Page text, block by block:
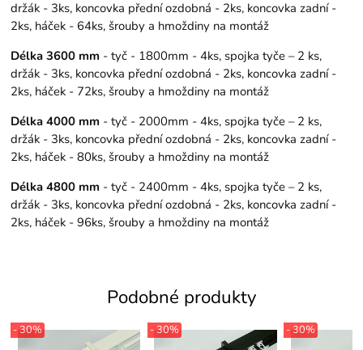
držák - 3ks, koncovka přední ozdobná - 2ks, koncovka zadní -
2ks, háček - 64ks, šrouby a hmoždiny na montáž
Délka 3600 mm - tyč - 1800mm - 4ks, spojka tyče – 2 ks,
držák - 3ks, koncovka přední ozdobná - 2ks, koncovka zadní -
2ks, háček - 72ks, šrouby a hmoždiny na montáž
Délka 4000 mm - tyč - 2000mm - 4ks, spojka tyče – 2 ks,
držák - 3ks, koncovka přední ozdobná - 2ks, koncovka zadní -
2ks, háček - 80ks, šrouby a hmoždiny na montáž
Délka 4800 mm - tyč - 2400mm - 4ks, spojka tyče – 2 ks,
držák - 3ks, koncovka přední ozdobná - 2ks, koncovka zadní -
2ks, háček - 96ks, šrouby a hmoždiny na montáž
Podobné produkty
- 30% - 30% - 30%